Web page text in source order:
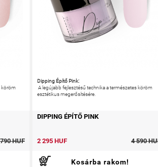
köröm
HUF
Dipping Építő Pink:
A legújabb fejlesztésű technika a természetes köröm
esztétikus megerősítésére.
DIPPING ÉPÍTŐ PINK
2 295 HUF 4 590
Kosárba rakom!